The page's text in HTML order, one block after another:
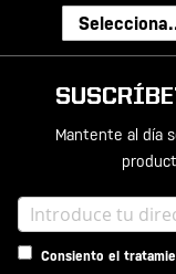
Mantente al día
Consiento el